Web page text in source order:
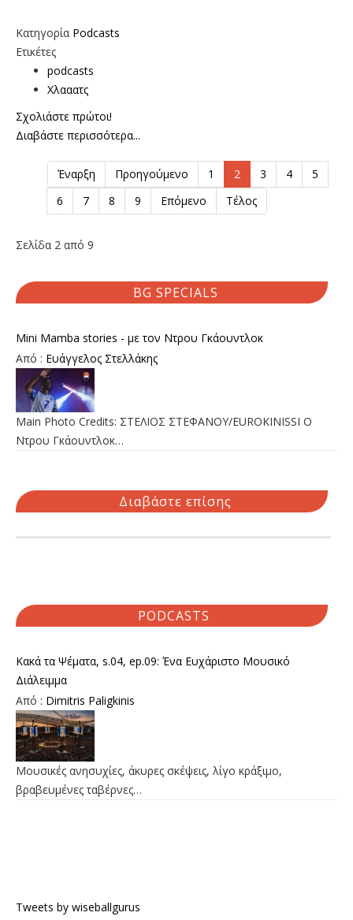
Κατηγορία Podcasts
Ετικέτες
podcasts
Χλααατς
Σχολιάστε πρώτοι!
Διαβάστε περισσότερα...
Έναρξη Προηγούμενο 1 2 3 4
5
6
7 8 9 Επόμενο Τέλος
Σελίδα 2 από 9
BG SPECIALS
Mini Mamba stories - με τον Ντρου Γκάουντλοκ
Από : Ευάγγελος Στελλάκης
Main Photo Credits: ΣΤΕΛΙΟΣ ΣΤΕΦΑΝΟΥ/EUROKINISSI Ο
Ντρου Γκάουντλοκ…
Διαβάστε επίσης
PODCASTS
Κακά τα Ψέματα, s.04, ep.09: Ένα Ευχάριστο Μουσικό
Διάλειμμα
Από : Dimitris Paligkinis
Μουσικές ανησυχίες, άκυρες σκέψεις, λίγο κράξιμο,
βραβευμένες ταβέρνες…
Tweets by wiseballgurus